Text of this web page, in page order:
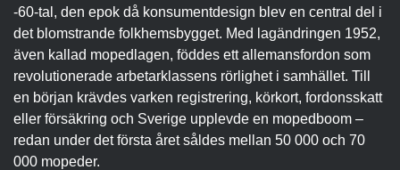
-60-tal, den epok då konsumentdesign blev en central del i
det blomstrande folkhemsbygget. Med lagändringen 1952,
även kallad mopedlagen, föddes ett allemansfordon som
revolutionerade arbetarklassens rörlighet i samhället. Till
en början krävdes varken registrering, körkort, fordonsskatt
eller försäkring och Sverige upplevde en mopedboom –
redan under det första året såldes mellan 50 000 och 70
000 mopeder.